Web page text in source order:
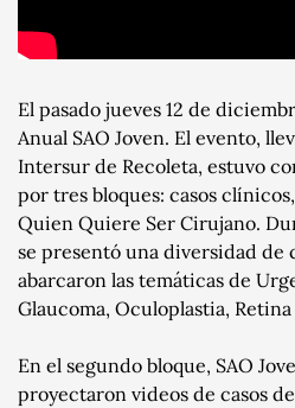
El pasado jueves 12 de
Anual SAO Joven. El evento,
Intersur de Recoleta, estuvo
por tres bloques: casos
Quien Quiere Ser Cirujano.
se presentó una diversidad de
abarcaron las temáticas de
Glaucoma, Oculoplastia,
En el segundo bloque, SAO
proyectaron videos de casos